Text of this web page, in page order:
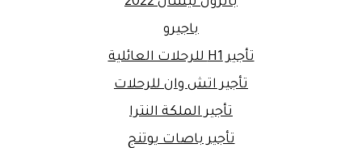
باجيرو
تأجير H1 للرحلات العائلية
تأجير اتش وان للرحلات
تأجير الملكة النترا
تأجير باصات يوتنج